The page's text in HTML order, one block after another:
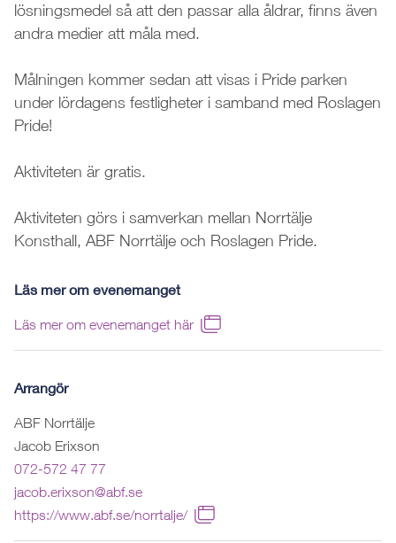
lösningsmedel så att den passar alla åldrar, finns även
andra medier att måla med.
Målningen kommer sedan att visas i Pride parken
under lördagens festligheter i samband med Roslagen
Pride!
Aktiviteten är gratis.
Aktiviteten görs i samverkan mellan Norrtälje
Konsthall, ABF Norrtälje och Roslagen Pride.
Läs mer om evenemanget
Läs mer om evenemanget här
Arrangör
ABF Norrtälje
Jacob Erixson
072-572 47 77
jacob.erixson@abf.se
https://www.abf.se/norrtalje/